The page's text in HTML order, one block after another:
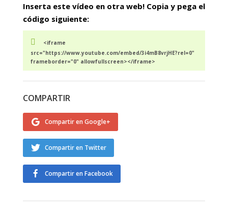
Inserta este vídeo en otra web! Copia y pega el
código siguiente:
<iframe
src="https://www.youtube.com/embed/3i4mB8vrjHE?rel=0"
frameborder="0" allowfullscreen></iframe>
COMPARTIR
Compartir en Google+
Compartir en Twitter
Compartir en Facebook